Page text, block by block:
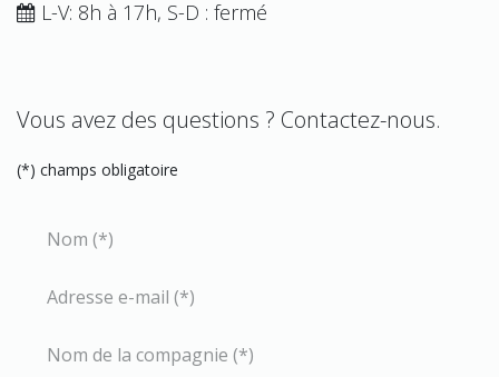
L-V: 8h à 17h, S-D : fermé
Vous avez des questions ? Contactez-nous.
(*) champs obligatoire